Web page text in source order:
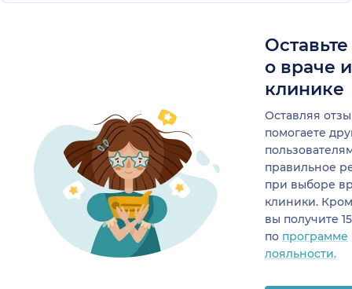
о враче
клинике
Оставляя
помогаете
правильное
при выборе
клиники.
вы получите
по программе
лояльности.